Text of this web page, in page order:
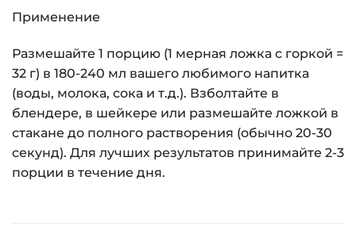
Применение
Размешайте 1 порцию (1 мерная ложка с горкой =
32 г) в 180-240 мл вашего любимого напитка
(воды, молока, сока и т.д.). Взболтайте в
блендере, в шейкере или размешайте ложкой в
стакане до полного растворения (обычно 20-30
секунд). Для лучших результатов принимайте 2-3
порции в течение дня.